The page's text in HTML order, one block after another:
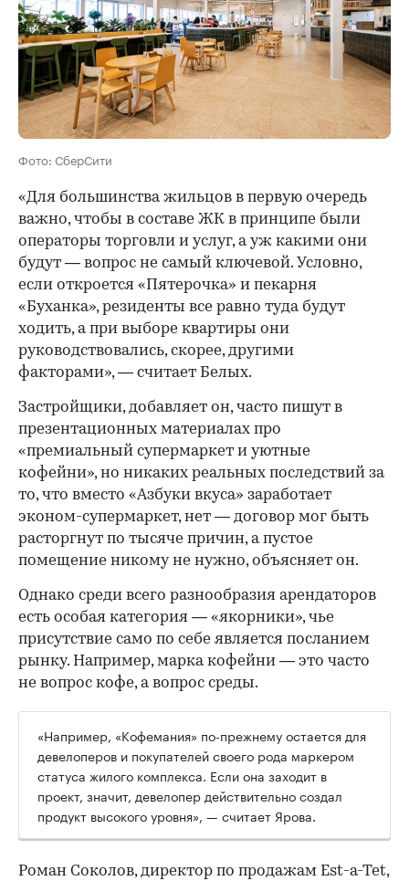
Фото: СберСити
«Для большинства жильцов в первую очередь
важно, чтобы в составе ЖК в принципе были
операторы торговли и услуг, а уж какими они
будут — вопрос не самый ключевой. Условно,
если откроется «Пятерочка» и пекарня
«Буханка», резиденты все равно туда будут
ходить, а при выборе квартиры они
руководствовались, скорее, другими
факторами», — считает Белых.
Застройщики, добавляет он, часто пишут в
презентационных материалах про
«премиальный супермаркет и уютные
кофейни», но никаких реальных последствий за
то, что вместо «Азбуки вкуса» заработает
эконом-супермаркет, нет — договор мог быть
расторгнут по тысяче причин, а пустое
помещение никому не нужно, объясняет он.
Однако среди всего разнообразия арендаторов
есть особая категория — «якорники», чье
присутствие само по себе является посланием
рынку. Например, марка кофейни — это часто
не вопрос кофе, а вопрос среды.
«Например, «Кофемания» по-прежнему остается для
девелоперов и покупателей своего рода маркером
статуса жилого комплекса. Если она заходит в
проект, значит, девелопер действительно создал
продукт высокого уровня», — считает Ярова.
Роман Соколов, директор по продажам Est-a-Tet,